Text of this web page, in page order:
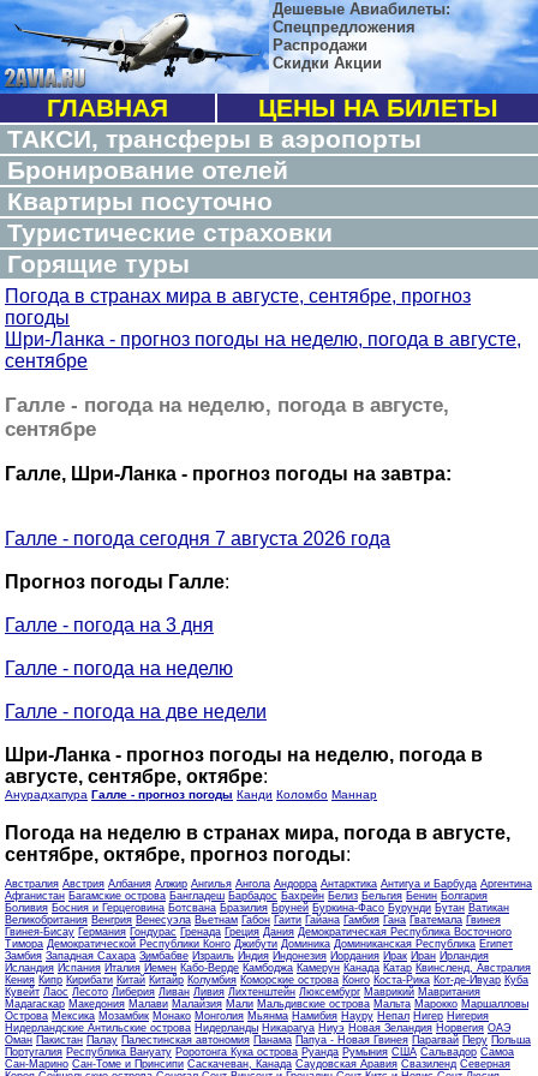
Дешевые Авиабилеты:
Спецпредложения
Распродажи
Скидки Акции
ГЛАВНАЯ
ЦЕНЫ НА БИЛЕТЫ
ТАКСИ, трансферы в аэропорты
Бронирование отелей
Квартиры посуточно
Туристические страховки
Горящие туры
Погода в странах мира в августе, сентябре, прогноз
погоды
Шри-Ланка - прогноз погоды на неделю, погода в августе,
сентябре
Галле - погода на неделю, погода в августе,
сентябре
Галле, Шри-Ланка - прогноз погоды на завтра:
Галле - погода сегодня 7 августа 2026 года
Прогноз погоды Галле:
Галле - погода на 3 дня
Галле - погода на неделю
Галле - погода на две недели
Шри-Ланка - прогноз погоды на неделю, погода в
августе, сентябре, октябре:
Анурадхапура Галле - прогноз погоды Канди Коломбо Маннар
Погода на неделю в странах мира, погода в августе,
сентябре, октябре, прогноз погоды:
Австралия Австрия Албания Алжир Ангилья Ангола Андорра Антарктика Антигуа и Барбуда Аргентина
Афганистан Багамские острова Бангладеш Барбадос Бахрейн Белиз Бельгия Бенин Болгария
Боливия Босния и Герцеговина Ботсвана Бразилия Бруней Буркина-Фасо Бурунди Бутан Ватикан
Великобритания Венгрия Венесуэла Вьетнам Габон Гаити Гайана Гамбия Гана Гватемала Гвинея
Гвинея-Бисау Германия Гондурас Гренада Греция Дания Демократическая Республика Восточного
Тимора Демократической Республики Конго Джибути Доминика Доминиканская Республика Египет
Замбия Западная Сахара Зимбабве Израиль Индия Индонезия Иордания Ирак Иран Ирландия
Исландия Испания Италия Йемен Кабо-Верде Камбоджа Камерун Канада Катар Квинсленд, Австралия
Кения Кипр Кирибати Китай Китайр Колумбия Коморские острова Конго Коста-Рика Кот-де-Ивуар Куба
Кувейт Лаос Лесото Либерия Ливан Ливия Лихтенштейн Люксембург Маврикий Мавритания
Мадагаскар Македония Малави Малайзия Мали Мальдивские острова Мальта Марокко Маршалловы
Острова Мексика Мозамбик Монако Монголия Мьянма Намибия Науру Непал Нигер Нигерия
Нидерландские Антильские острова Нидерланды Никарагуа Ниуэ Новая Зеландия Норвегия ОАЭ
Оман Пакистан Палау Палестинская автономия Панама Папуа - Новая Гвинея Парагвай Перу Польша
Португалия Республика Вануату Роротонга Кука острова Руанда Румыния США Сальвадор Самоа
Сан-Марино Сан-Томе и Принсипи Саскачеван, Канада Саудовская Аравия Свазиленд Северная